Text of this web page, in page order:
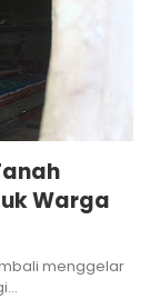
Warga
menggelar